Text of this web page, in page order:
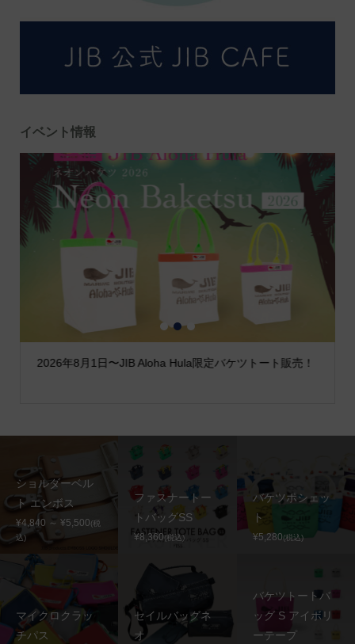
イベント情報
2026年8月1日〜JIB Aloha Hula限定バケツトート販売！
1 2 3
ショルダーベル
ト エンボス
¥4,840 ～ ¥5,500(税
込)
ファスナートー
トバッグSS
¥8,360(税込)
バケツポシェッ
ト
¥5,280(税込)
マイクロクラッ
チパス
セイルバッグネ
オ
バケツトートバ
ッグ S アイボリ
ーテープ